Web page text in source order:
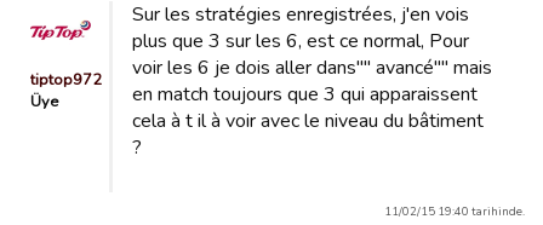
tiptop972
Üye
Sur les stratégies enregistrées, j'en vois
plus que 3 sur les 6, est ce normal, Pour
voir les 6 je dois aller dans"" avancé"" mais
en match toujours que 3 qui apparaissent
cela à t il à voir avec le niveau du bâtiment
?
11/02/15 19:40 tarihinde.